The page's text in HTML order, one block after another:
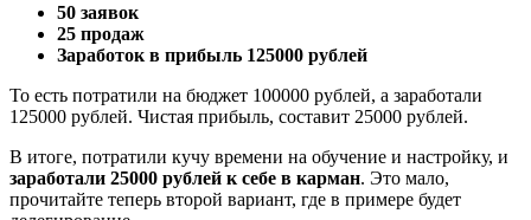
50 заявок
25 продаж
Заработок в прибыль 125000 рублей
То есть потратили на бюджет 100000 рублей, а заработали
125000 рублей. Чистая прибыль, составит 25000 рублей.
В итоге, потратили кучу времени на обучение и настройку, и
заработали 25000 рублей к себе в карман. Это мало,
прочитайте теперь второй вариант, где в примере будет